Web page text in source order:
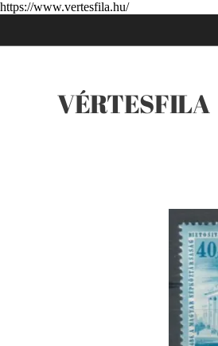
https://www.vertesfila.hu/
VÉRTESFILA